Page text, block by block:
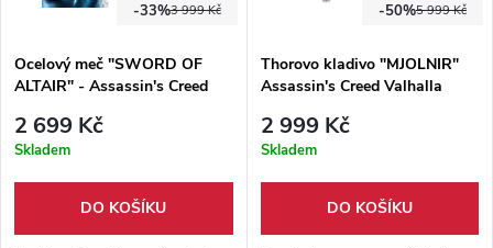
3 999 Kč
-33%
Ocelový meč "SWORD OF
ALTAIR" - Assassin's Creed
2 699 Kč
Skladem
DO KOŠÍKU
5 999 Kč
-50%
Thorovo kladivo "MJOLNIR"
Assassin's Creed Valhalla
2 999 Kč
Skladem
DO KOŠÍKU